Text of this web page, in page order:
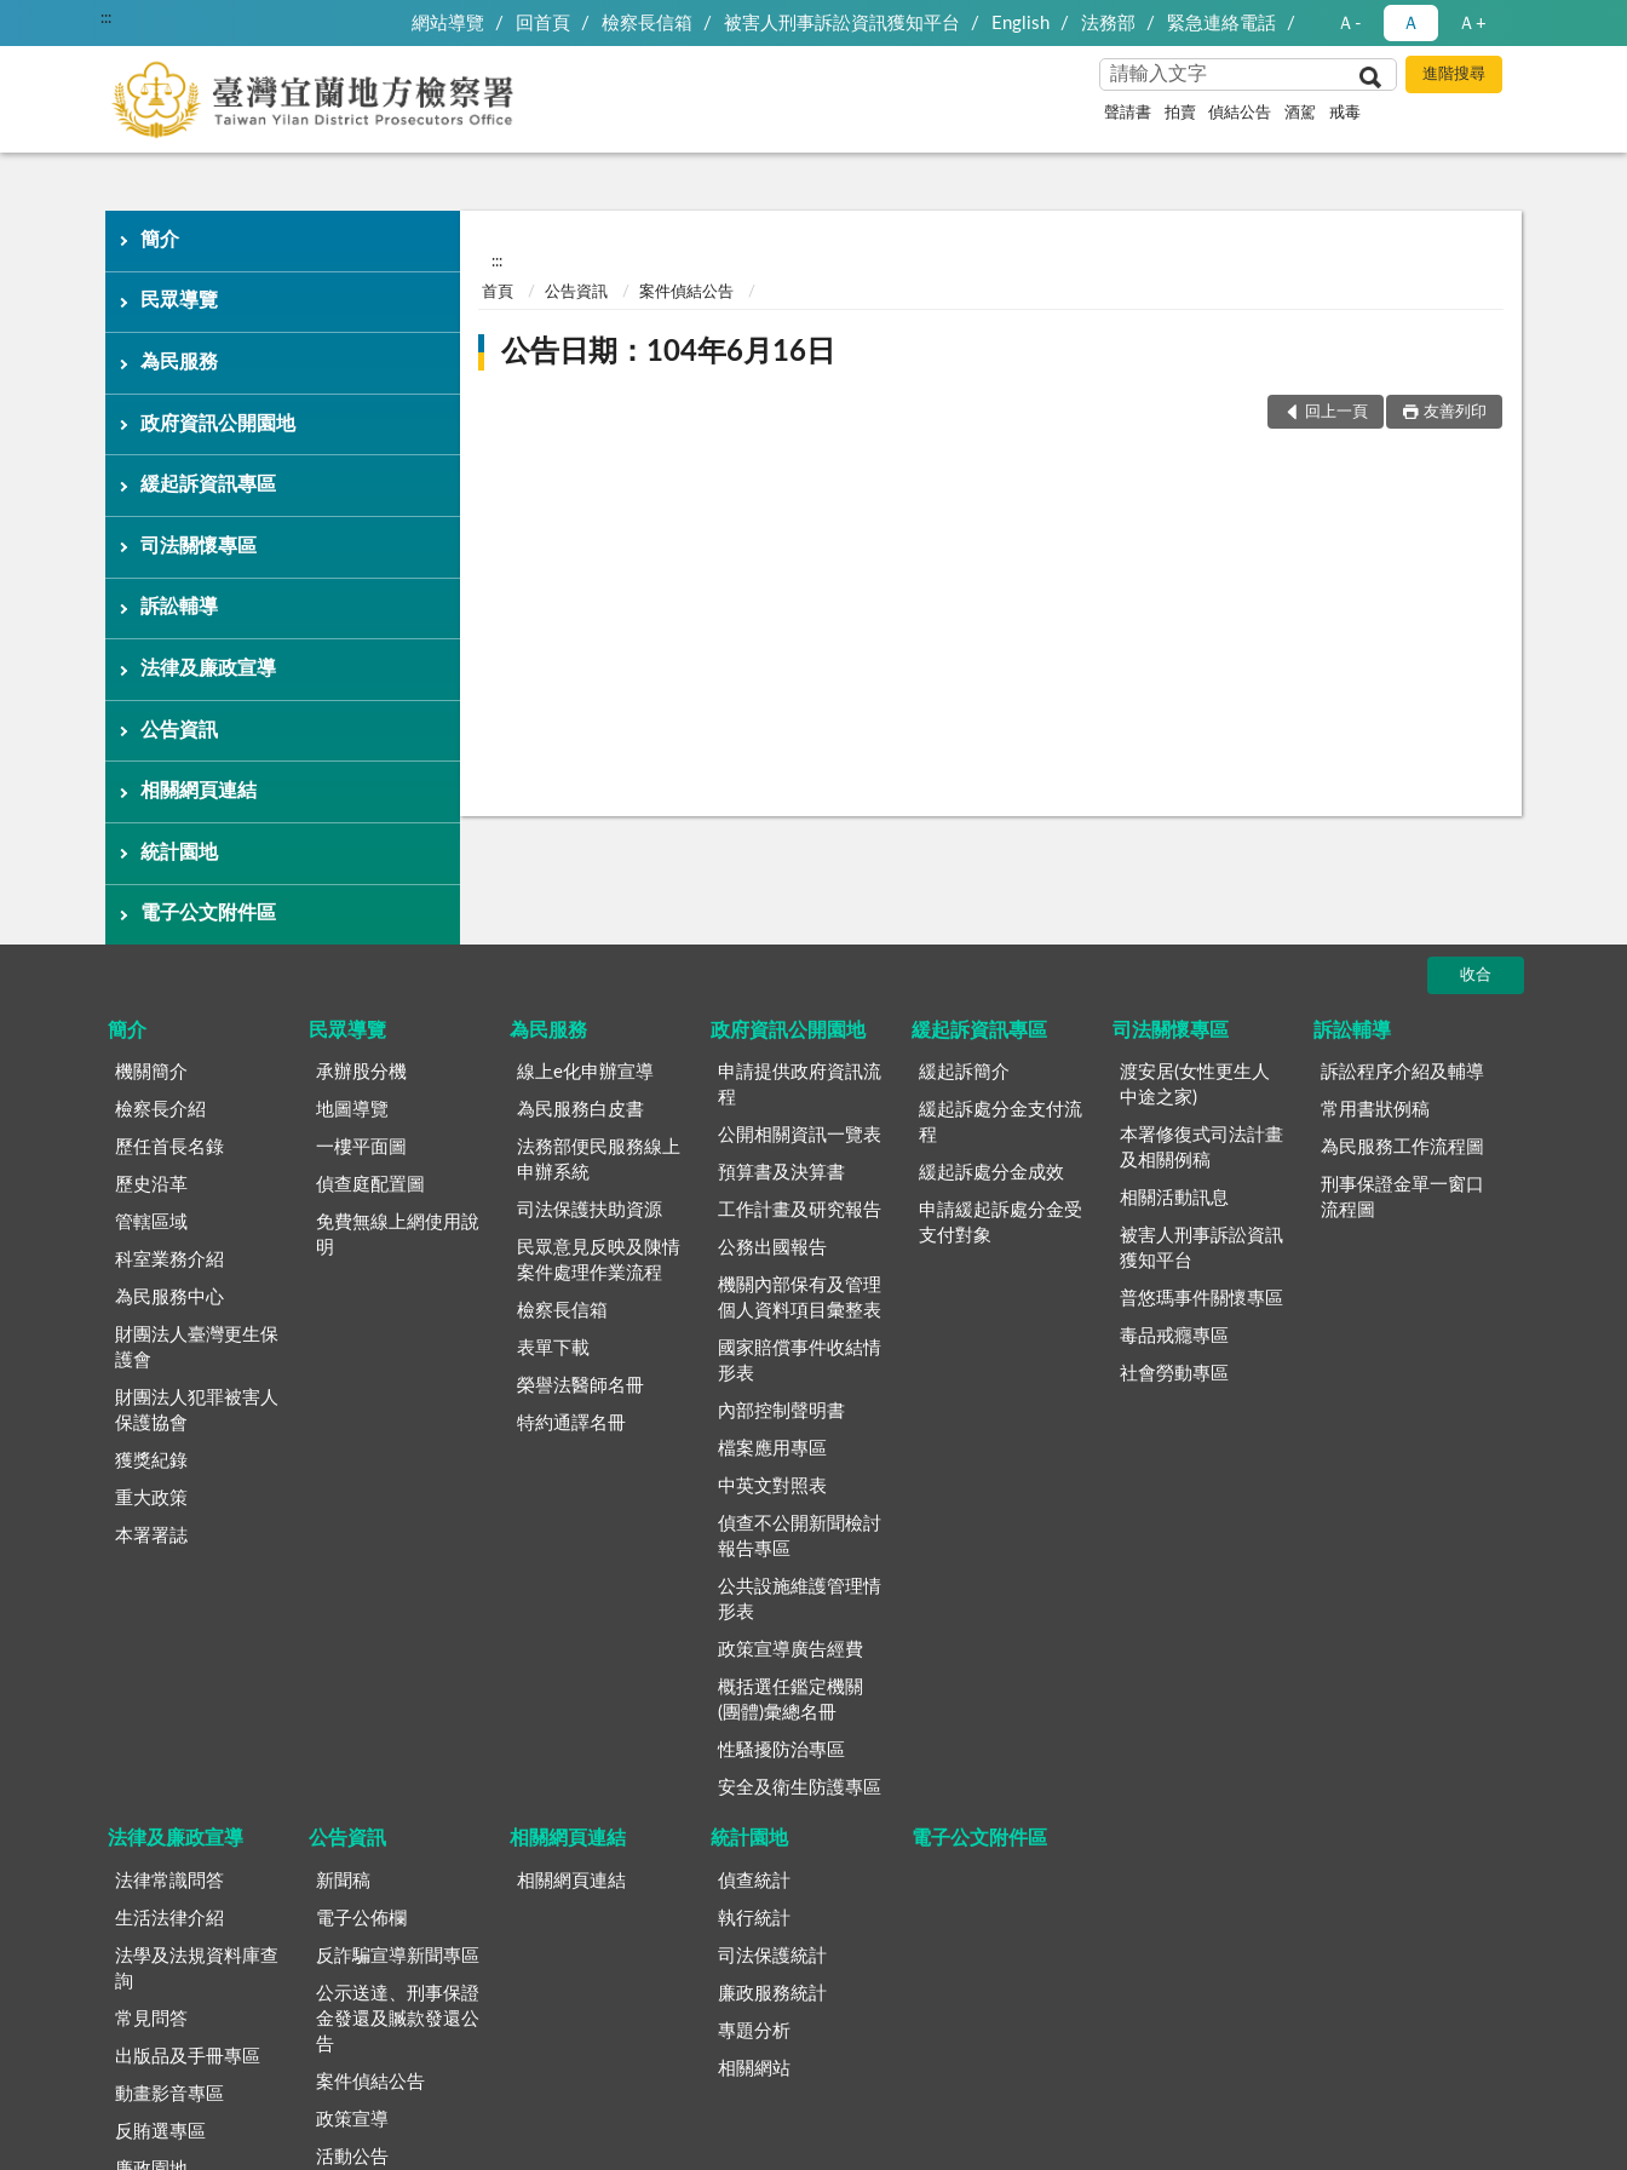
::: 網站導覽 回首頁 檢察長信箱 被害人刑事訴訟資訊獲知平台 English 法務部 緊急連絡電話 Ａ- Ａ Ａ+
聲請書 拍賣 偵結公告 酒駕 戒毒
簡介
民眾導覽
為民服務
政府資訊公開園地
緩起訴資訊專區
司法關懷專區
訴訟輔導
法律及廉政宣導
公告資訊
相關網頁連結
統計園地
電子公文附件區
:::
首頁 公告資訊 案件偵結公告
公告日期：104年6月16日
回上一頁 友善列印
收合
簡介
機關簡介
檢察長介紹
歷任首長名錄
歷史沿革
管轄區域
科室業務介紹
為民服務中心
財團法人臺灣更生保
護會
財團法人犯罪被害人
保護協會
獲獎紀錄
重大政策
本署署誌
民眾導覽
承辦股分機
地圖導覽
一樓平面圖
偵查庭配置圖
免費無線上網使用說
明
為民服務
線上e化申辦宣導
為民服務白皮書
法務部便民服務線上
申辦系統
司法保護扶助資源
民眾意見反映及陳情
案件處理作業流程
檢察長信箱
表單下載
榮譽法醫師名冊
特約通譯名冊
政府資訊公開園地
申請提供政府資訊流
程
公開相關資訊一覽表
預算書及決算書
工作計畫及研究報告
公務出國報告
機關內部保有及管理
個人資料項目彙整表
國家賠償事件收結情
形表
內部控制聲明書
檔案應用專區
中英文對照表
偵查不公開新聞檢討
報告專區
公共設施維護管理情
形表
政策宣導廣告經費
概括選任鑑定機關
(團體)彙總名冊
性騷擾防治專區
安全及衛生防護專區
緩起訴資訊專區
緩起訴簡介
緩起訴處分金支付流
程
緩起訴處分金成效
申請緩起訴處分金受
支付對象
司法關懷專區
渡安居(女性更生人
中途之家)
本署修復式司法計畫
及相關例稿
相關活動訊息
被害人刑事訴訟資訊
獲知平台
普悠瑪事件關懷專區
毒品戒癮專區
社會勞動專區
訴訟輔導
訴訟程序介紹及輔導
常用書狀例稿
為民服務工作流程圖
刑事保證金單一窗口
流程圖
法律及廉政宣導
法律常識問答
生活法律介紹
法學及法規資料庫查
詢
常見問答
出版品及手冊專區
動畫影音專區
反賄選專區
公告資訊
新聞稿
電子公佈欄
反詐騙宣導新聞專區
公示送達、刑事保證
金發還及贓款發還公
告
案件偵結公告
政策宣導
活動公告
相關網頁連結
相關網頁連結
統計園地
偵查統計
執行統計
司法保護統計
廉政服務統計
專題分析
相關網站
電子公文附件區